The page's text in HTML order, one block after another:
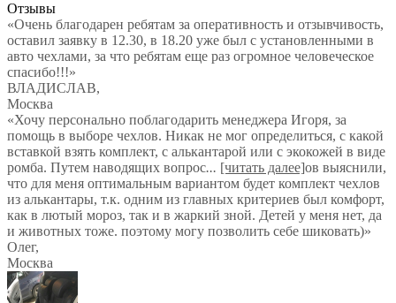
Отзывы
«Очень благодарен ребятам за оперативность и отзывчивость,
оставил заявку в 12.30, в 18.20 уже был с установленными в
авто чехлами, за что ребятам еще раз огромное человеческое
спасибо!!!»
ВЛАДИСЛАВ,
Москва
«Хочу персонально поблагодарить менеджера Игоря, за
помощь в выборе чехлов. Никак не мог определиться, с какой
вставкой взять комплект, с алькантарой или с экокожей в виде
ромба. Путем наводящих вопрос... [читать далее]ов выяснили,
что для меня оптимальным вариантом будет комплект чехлов
из алькантары, т.к. одним из главных критериев был комфорт,
как в лютый мороз, так и в жаркий зной. Детей у меня нет, да
и животных тоже. поэтому могу позволить себе шиковать)»
Олег,
Москва